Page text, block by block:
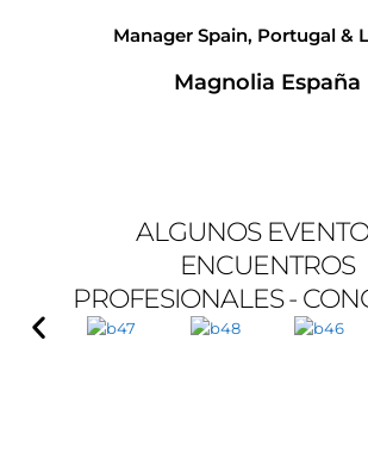
Manager Spain, Portugal &
Magnolia España
ALGUNOS
ENCUENTROS
PROFESIONALES -